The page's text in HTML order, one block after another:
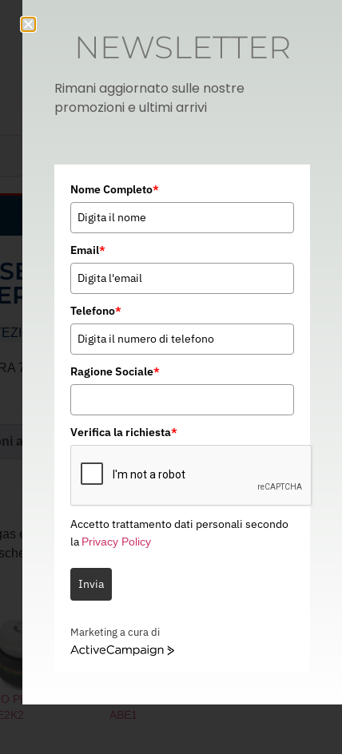
9000
VIE RESPIRATORIE
7000 E MASCHERA 9000 – EN 14387 –
aggiuntive
e polveri compatibile con maschera
7000. Confezione da 8 filtri.
PER GAS
ABE1
NEWSLETTER
Rimani aggiornato sulle nostre
promozioni e ultimi arrivi
Nome Completo*
Email*
Telefono*
Ragione Sociale*
Verifica la richiesta*
Accetto trattamento dati personali secondo
la Privacy Policy
Invia
Marketing a cura di
ActiveCampaign